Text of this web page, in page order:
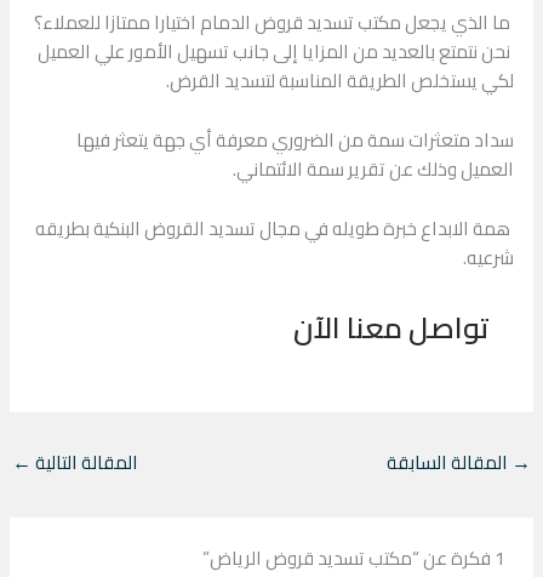
ما الذي يجعل مكتب تسديد قروض الدمام اختيارا ممتازا للعملاء؟
نحن نتمتع بالعديد من المزايا إلى جانب تسهيل الأمور علي العميل
لكي يستخلص الطريقة المناسبة لتسديد القرض.
سداد متعثرات سمة من الضروري معرفة أي جهة يتعثر فيها
العميل وذلك عن تقرير سمة الائتماني.
همة الابداع خبرة طويله في مجال تسديد القروض البنكية بطريقه
شرعيه.
تواصل معنا الآن
→ المقالة السابقة المقالة التالية ←
1 فكرة عن “مكتب تسديد قروض الرياض”